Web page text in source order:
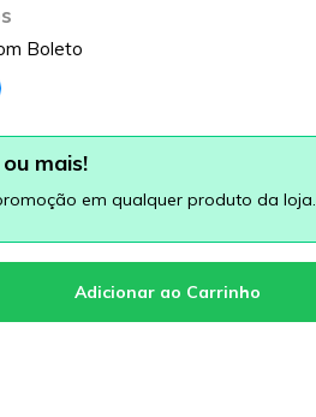
Boleto
mais!
em qualquer produto da loja.